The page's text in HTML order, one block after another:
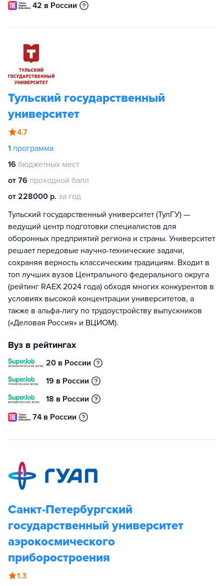
42 в России
Тульский государственный
университет
4.7
1 программа
16 бюджетных мест
от 76 проходной балл
от 228000 р. за год
Тульский государственный университет (ТулГУ) —
ведущий центр подготовки специалистов для
оборонных предприятий региона и страны. Университет
решает передовые научно-технические задачи,
сохраняя верность классическим традициям. Входит в
топ лучших вузов Центрального федерального округа
(рейтинг RAEX 2024 года) обходя многих конкурентов в
условиях высокой концентрации университетов, а
также в альфа-лигу по трудоустройству выпускников
(«Деловая Россия» и ВЦИОМ).
Вуз в рейтингах
20 в России
19 в России
18 в России
74 в России
Санкт-Петербургский
государственный университет
аэрокосмического
приборостроения
1.3